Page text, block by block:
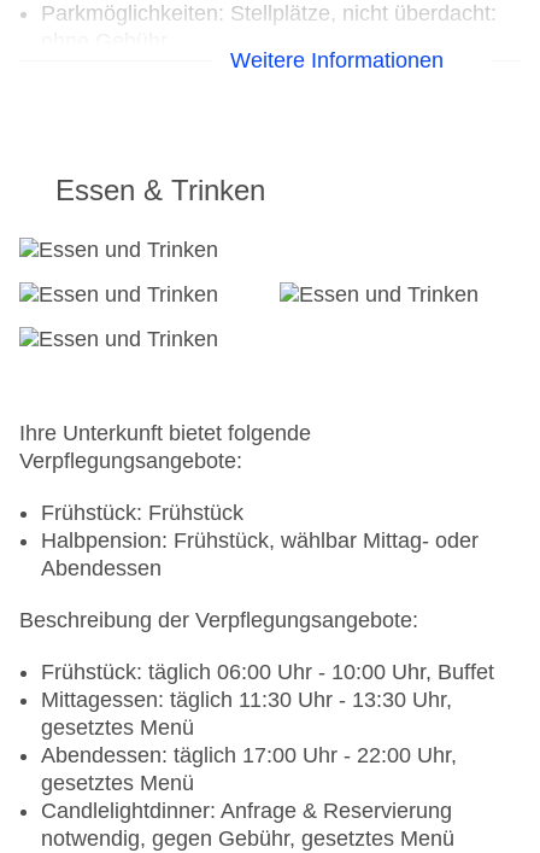
Parkmöglichkeiten: Stellplätze, nicht überdacht:
Gebäudeanzahl: 2, Etagen: 5, Zimmer: 56, Villen:
Weitere Informationen
Essen & Trinken
Ihre Unterkunft bietet folgende
Verpflegungsangebote:
Frühstück: Frühstück
Halbpension: Frühstück, wählbar Mittag- oder
Abendessen
Beschreibung der Verpflegungsangebote:
Frühstück: täglich 06:00 Uhr - 10:00 Uhr, Buffet
Mittagessen: täglich 11:30 Uhr - 13:30 Uhr,
gesetztes Menü
Abendessen: täglich 17:00 Uhr - 22:00 Uhr,
gesetztes Menü
Candlelightdinner: Anfrage & Reservierung
notwendig, gegen Gebühr, gesetztes Menü